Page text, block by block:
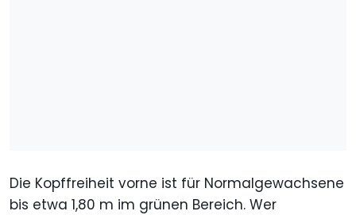
Die Kopffreiheit vorne ist für Normalgewachsene
bis etwa 1,80 m im grünen Bereich. Wer